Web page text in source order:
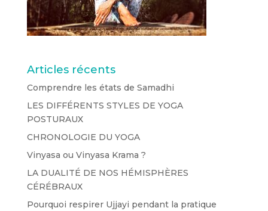
Articles récents
Comprendre les états de Samadhi
LES DIFFÉRENTS STYLES DE YOGA
POSTURAUX
CHRONOLOGIE DU YOGA
Vinyasa ou Vinyasa Krama ?
LA DUALITÉ DE NOS HÉMISPHÈRES
CÉRÉBRAUX
Pourquoi respirer Ujjayi pendant la pratique